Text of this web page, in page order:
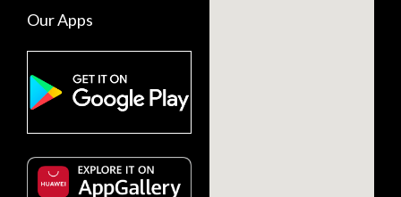
Our Apps